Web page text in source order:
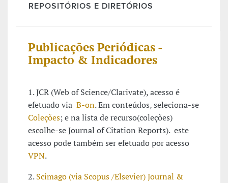
REPOSITÓRIOS E DIRETÓRIOS
Publicações Periódicas -
Impacto & Indicadores
1. JCR (Web of Science/Clarivate), acesso é
efetuado via B-on. Em conteúdos, seleciona-se
Coleções; e na lista de recurso(coleções)
escolhe-se Journal of Citation Reports). este
acesso pode também ser efetuado por acesso
VPN.
2.Scimago (via Scopus /Elsevier) Journal &